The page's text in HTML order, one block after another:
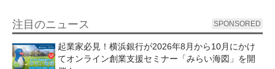
注目のニュース SPONSORED
起業家必見！横浜銀行が2026年8月から10月にかけ
てオンライン創業支援セミナー「みらい海図」を開